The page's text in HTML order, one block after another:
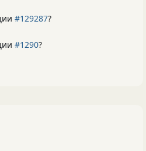
#129287?
#1290?